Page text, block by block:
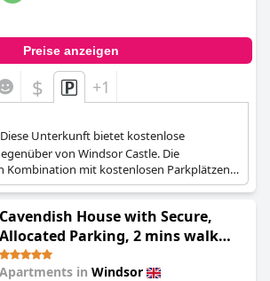
Preise anzeigen
$ +1
Diese Unterkunft bietet kostenlose
von Windsor Castle. Die
Kombination mit kostenlosen Parkplätzen
historische Wahrzeichen besuchen,
Komfort.
Cavendish House with Secure,
Allocated Parking, 2 mins walk
from Windsor Castle
Apartments in Windsor